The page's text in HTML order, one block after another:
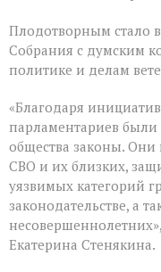
Плодотворным стало
Собрания с думским
политике и делам
«Благодаря
парламентариев
общества законы. Они
СВО и их близких,
уязвимых категорий
законодательстве, а
Екатерина Стенякина.